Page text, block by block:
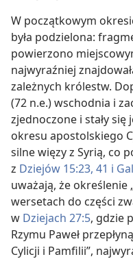
W początkowym
była podzielona:
powierzono
najwyraźniej
zależnych królestw.
(72 n.e.) wschodnia i
zjednoczone i stały
okresu apostolskiego
silne więzy z Syrią, co
z Dziejów 15:23, 41 i
uważają, że określenie
wersetach do części
w Dziejach 27:5, gdzie
Rzymu Paweł
Cylicji i Pamfilii”,